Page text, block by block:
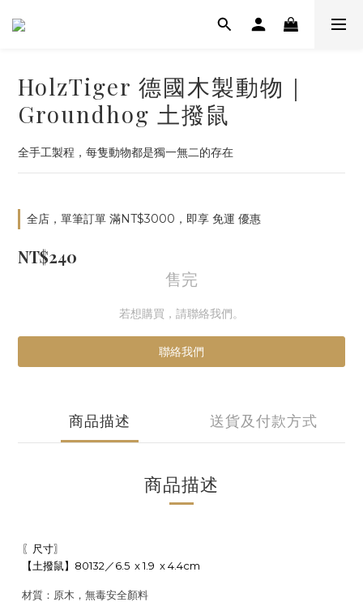
HolzTiger 德國木製動物｜
Groundhog 土撥鼠
全手工製程，每隻動物都是獨一無二的存在
全店，單筆訂單 滿NT$3000，即享 免運 優惠
NT$240
售完
若想購買，請聯絡我們。
聯絡我們
商品描述 送貨及付款方式
商品描述
〖尺寸〗
【土撥鼠】 80132 ／ 6.5 x 1.9 x 4.4cm
材質：原木，無毒安全顏料